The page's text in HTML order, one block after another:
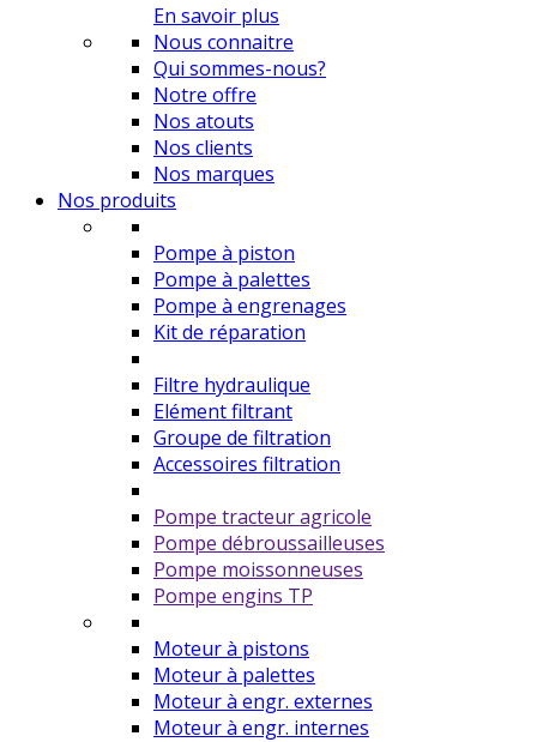
En savoir plus
Nous connaitre
Qui sommes-nous?
Notre offre
Nos atouts
Nos clients
Nos marques
Nos produits
Pompe à piston
Pompe à palettes
Pompe à engrenages
Kit de réparation
Filtre hydraulique
Elément filtrant
Groupe de filtration
Accessoires filtration
Pompe tracteur agricole
Pompe débroussailleuses
Pompe moissonneuses
Pompe engins TP
Moteur à pistons
Moteur à palettes
Moteur à engr. externes
Moteur à engr. internes